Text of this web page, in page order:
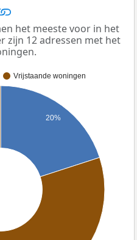
het meeste voor in het
zijn 12 adressen met het
Vrijstaande woningen
20%